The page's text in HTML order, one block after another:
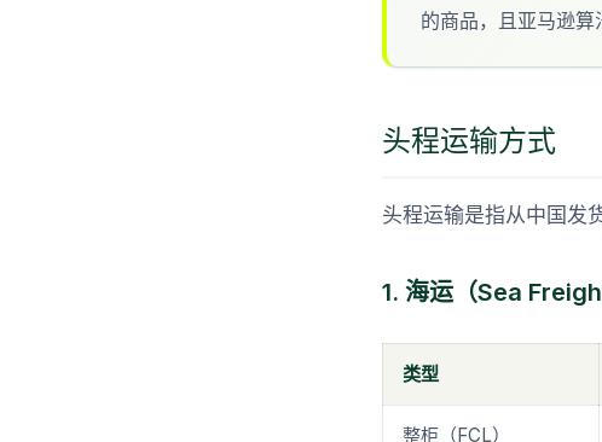
的商品，且亚马逊算
头程运输方式
头程运输是指从中国发
1. 海运（Sea
类型
整柜（FCL）